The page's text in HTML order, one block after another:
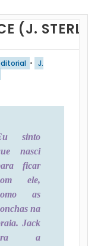
(J.
• J.
sinto
nasci
ficar
ele,
as
na
Jack
a